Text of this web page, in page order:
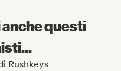
questi
Rushkeys